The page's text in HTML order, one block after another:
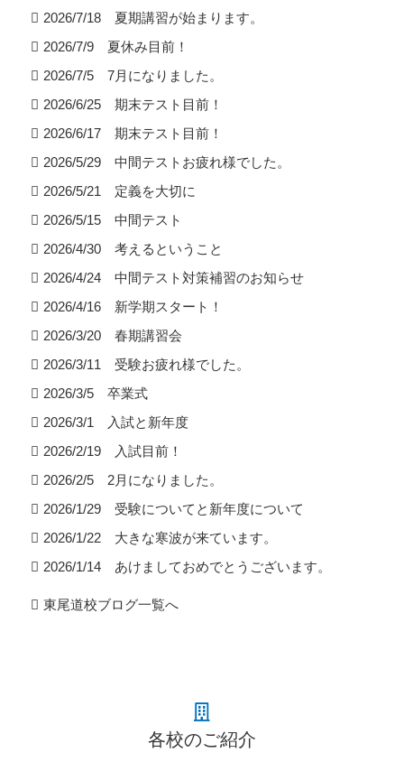
2026/7/18 夏期講習が始まります。
2026/7/9 夏休み目前！
2026/7/5 7月になりました。
2026/6/25 期末テスト目前！
2026/6/17 期末テスト目前！
2026/5/29 中間テストお疲れ様でした。
2026/5/21 定義を大切に
2026/5/15 中間テスト
2026/4/30 考えるということ
2026/4/24 中間テスト対策補習のお知らせ
2026/4/16 新学期スタート！
2026/3/20 春期講習会
2026/3/11 受験お疲れ様でした。
2026/3/5 卒業式
2026/3/1 入試と新年度
2026/2/19 入試目前！
2026/2/5 2月になりました。
2026/1/29 受験についてと新年度について
2026/1/22 大きな寒波が来ています。
2026/1/14 あけましておめでとうございます。
東尾道校ブログ一覧へ
各校のご紹介